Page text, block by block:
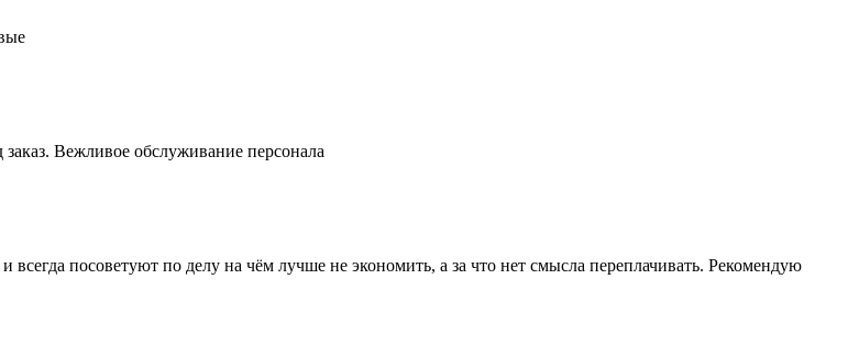
Вежливое обслуживание персонала
посоветуют по делу на чём лучше не экономить, а за что нет смысла переплачивать. Рекомендую